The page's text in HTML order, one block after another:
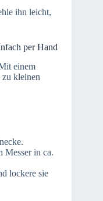
ihn leicht,
per Hand
einem
zu kleinen
Messer in ca.
lockere sie